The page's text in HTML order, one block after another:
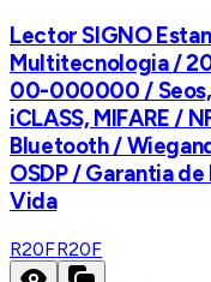
Lector SIGNO
Multitecnologia /
00-000000 / Seos,
iCLASS, MIFARE /
Bluetooth /
OSDP / Garantia de
Vida
R20FR20F